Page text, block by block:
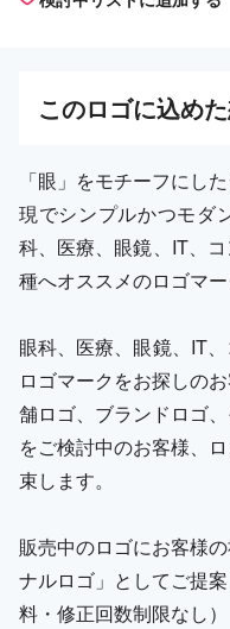
このロゴに込め
「眼」をモチーフにし
現でシンプルかつモダ
科、医療、眼鏡、IT、
種へオススメのロゴマー
眼科、医療、眼鏡、IT
ロゴマークをお探しの
舗ロゴ、ブランドロゴ
をご検討中のお客様、
束します。
販売中のロゴにお客様
ナルロゴ」としてご提
料・修正回数制限なし）